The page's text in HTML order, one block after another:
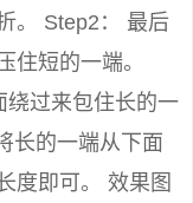
。 Step2： 最后
住短的一端。
绕过来包住长的一
长的一端从下面
度即可。 效果图